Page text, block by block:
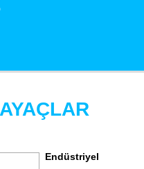
Endüstriyel